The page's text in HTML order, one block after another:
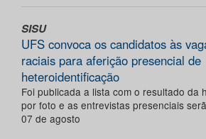
SISU
UFS convoca os candidatos às
raciais para aferição presencial de
heteroidentificação
Foi publicada a lista com o resultado da
por foto e as entrevistas presenciais
07 de agosto